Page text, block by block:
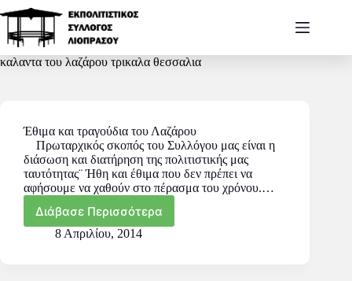
καλαντα του λαζάρου τρικαλα θεσσαλια
Έθιμα και τραγούδια του Λαζάρου
Πρωταρχικός σκοπός του Συλλόγου μας είναι η
διάσωση και διατήρηση της πολιτιστικής μας
ταυτότητας¨ Ήθη και έθιμα που δεν πρέπει να
αφήσουμε να χαθούν στο πέρασμα του χρόνου.…
Διάβασε Περισσότερα
8 Απριλίου, 2014